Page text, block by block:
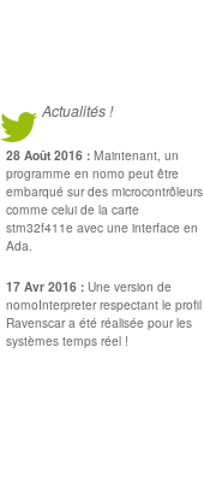
Actualités !
28 Août 2016 : Maintenant, un
programme en nomo peut être
embarqué sur des microcontrôleurs
comme celui de la carte
stm32f411e avec une interface en
Ada.
17 Avr 2016 : Une version de
nomoInterpreter respectant le profil
Ravenscar a été réalisée pour les
systèmes temps réel !